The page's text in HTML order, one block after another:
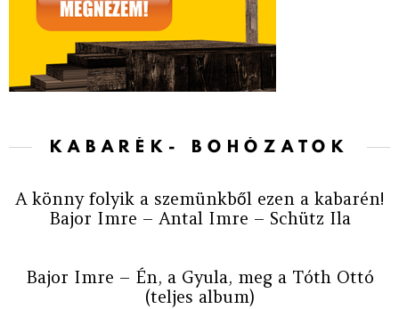
KABARÉK- BOHÓZATOK
A könny folyik a szemünkből ezen a kabarén!
Bajor Imre – Antal Imre – Schütz Ila
Bajor Imre – Én, a Gyula, meg a Tóth Ottó
(teljes album)